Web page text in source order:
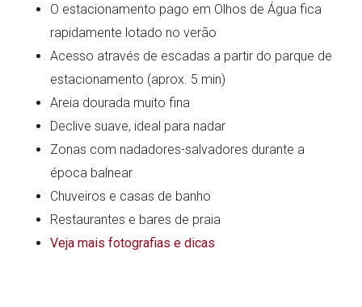
O estacionamento pago em Olhos de Água fica
rapidamente lotado no verão
Acesso através de escadas a partir do parque de
estacionamento (aprox. 5 min)
Areia dourada muito fina
Declive suave, ideal para nadar
Zonas com nadadores-salvadores durante a
época balnear
Chuveiros e casas de banho
Restaurantes e bares de praia
Veja mais fotografias e dicas